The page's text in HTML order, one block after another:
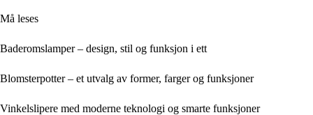
Må leses
Baderomslamper – design, stil og funksjon i ett
Blomsterpotter – et utvalg av former, farger og funksjoner
Vinkelslipere med moderne teknologi og smarte funksjoner